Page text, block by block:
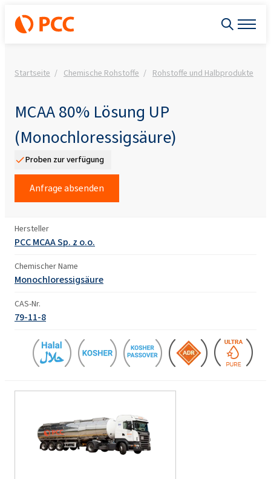
Startseite Chemische Rohstoffe Rohstoffe und Halbprodukte
MCAA 80% Lösung UP
(Monochloressigsäure)
Proben zur verfügung
Anfrage absenden
Hersteller
PCC MCAA Sp. z o.o.
Chemischer Name
Monochloressigsäure
CAS-Nr.
79-11-8